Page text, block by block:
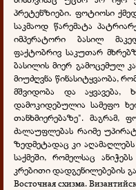
პრეტენზიები. ფოტიოსი
საკმაოდ წარემატა
იმპერატორი ბასილ
ფაქტობრივ საკუთარ
ბასილის მიერ გამოცემულ
მიუძღვნა წინასიტყვაობა,
მშვიდობა და აყვავება,
დამოკიდებულია სამეფო
თანხმიერებაზე". მაგრამ,
ძალაუფლებას რაიმე
ზედმეტადაც კი
საქმეში, რომელსაც
კრებითი დადგენილებების
Восточная схизма.